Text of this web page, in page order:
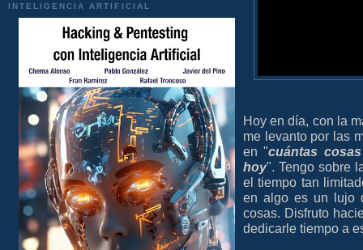
INTELIGENCIA ARTIFICIAL
Hoy en día, con la
me levanto por las
en "cuántas
hoy". Tengo sobre
el tiempo tan
en algo es un lujo
cosas. Disfruto
dedicarle tiempo a